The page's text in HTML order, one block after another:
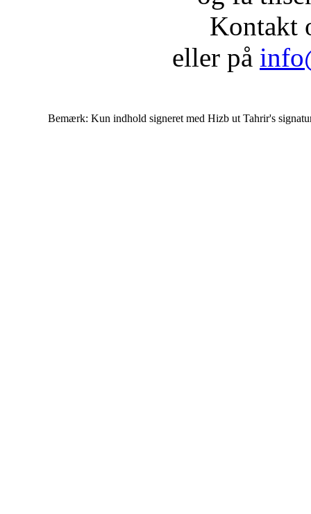
Kontakt
eller på
Bemærk: Kun indhold signeret med Hizb ut Tahrir's